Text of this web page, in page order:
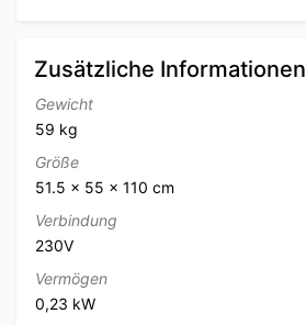
Zusätzliche Informationen
Gewicht
59 kg
Größe
51.5 × 55 × 110 cm
Verbindung
230V
Vermögen
0,23 kW